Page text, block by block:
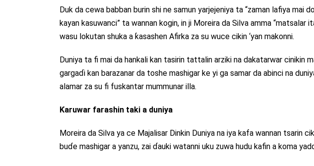
Duk da cewa babban burin shi ne samun yarjejeniya ta “zaman lafiya mai
kayan kasuwanci” ta wannan kogin, in ji Moreira da Silva amma “matsalar
wasu lokutan shuka a ƙasashen Afirka za su wuce cikin ‘yan makonni.
Duniya ta fi mai da hankali kan tasirin tattalin arziki na dakatarwar cinikin
gargaɗi kan barazanar da toshe mashigar ke yi ga samar da abinci na
alamar za su fi fuskantar mummunar illa.
Ƙaruwar farashin taki a duniya
Moreira da Silva ya ce Majalisar Dinkin Duniya na iya kafa wannan tsarin
buɗe mashigar a yanzu, zai ɗauki watanni uku zuwa hudu kafin a koma